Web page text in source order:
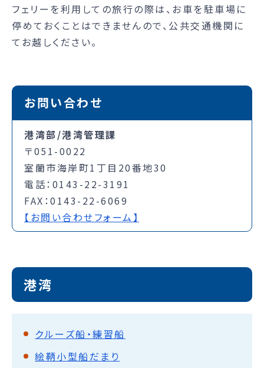
フェリーを利用しての旅行の際は、お車を駐車場に
停めておくことはできませんので、公共交通機関に
てお越しください。
お問い合わせ
港湾部/港湾管理課
〒051-0022
室蘭市海岸町1丁目20番地30
電話：0143-22-3191
FAX：0143-22-6069
【お問い合わせフォーム】
港湾
クルーズ船・練習船
絵鞆小型船だまり